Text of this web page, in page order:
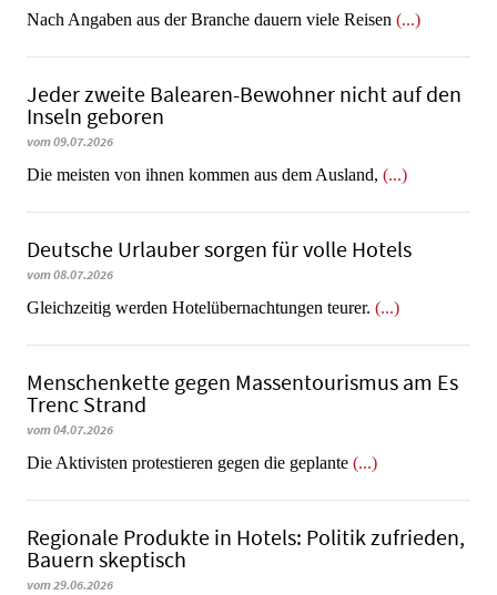
Nach Angaben aus der Branche dauern viele Reisen (...)
Jeder zweite Balearen-Bewohner nicht auf den
Inseln geboren
vom 09.07.2026
Die meisten von ihnen kommen aus dem Ausland, (...)
Deutsche Urlauber sorgen für volle Hotels
vom 08.07.2026
Gleichzeitig werden Hotelübernachtungen teurer. (...)
Menschenkette gegen Massentourismus am Es
Trenc Strand
vom 04.07.2026
Die Aktivisten protestieren gegen die geplante (...)
Regionale Produkte in Hotels: Politik zufrieden,
Bauern skeptisch
vom 29.06.2026